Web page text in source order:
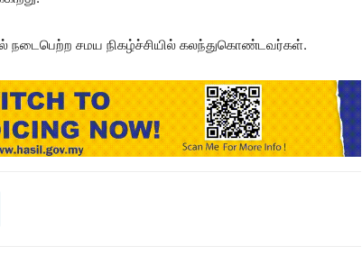
நடைபெற்ற சமய நிகழ்ச்சியில் கலந்துகொண்டவர்கள்.